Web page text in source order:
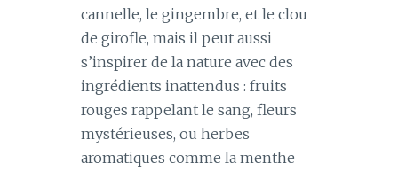
cannelle, le gingembre, et le clou
de girofle, mais il peut aussi
s’inspirer de la nature avec des
ingrédients inattendus : fruits
rouges rappelant le sang, fleurs
mystérieuses, ou herbes
aromatiques comme la menthe